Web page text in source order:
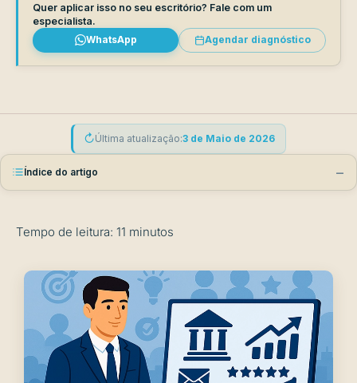
Quer aplicar isso no seu escritório? Fale com um
especialista.
WhatsApp
Agendar diagnóstico
↻Última atualização:3 de Maio de 2026
Índice do artigo −
Tempo de leitura: 11 minutos